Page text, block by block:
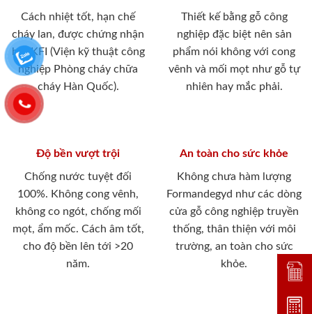
Cách nhiệt tốt, hạn chế
cháy lan, được chứng nhận
bởi KFI (Viện kỹ thuật công
nghiệp Phòng cháy chữa
cháy Hàn Quốc).
Thiết kế bằng gỗ công
nghiệp đặc biệt nên sản
phẩm nói không với cong
vênh và mối mọt như gỗ tự
nhiên hay mắc phải.
Độ bền vượt trội
Chống nước tuyệt đối
100%. Không cong vênh,
không co ngót, chống mối
mọt, ẩm mốc. Cách âm tốt,
cho độ bền lên tới >20
năm.
An toàn cho sức khỏe
Không chưa hàm lượng
Formandegyd như các dòng
cửa gỗ công nghiệp truyền
thống, thân thiện với môi
trường, an toàn cho sức
khỏe.
Đặt
Dự